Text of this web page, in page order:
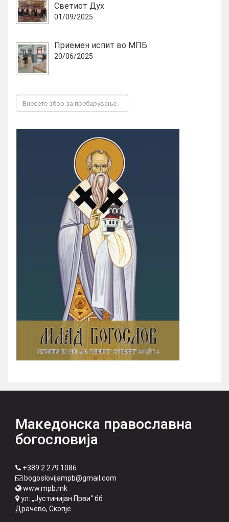
Светиот Дух
01/09/2025
Приемен испит во МПБ
20/06/2025
Македонска православна
богословија
+389 2 279 1086
bogoslovijampb@gmail.com
www.mpb.mk
ул: „Јустинијан Први“ бб
Драчево, Скопје